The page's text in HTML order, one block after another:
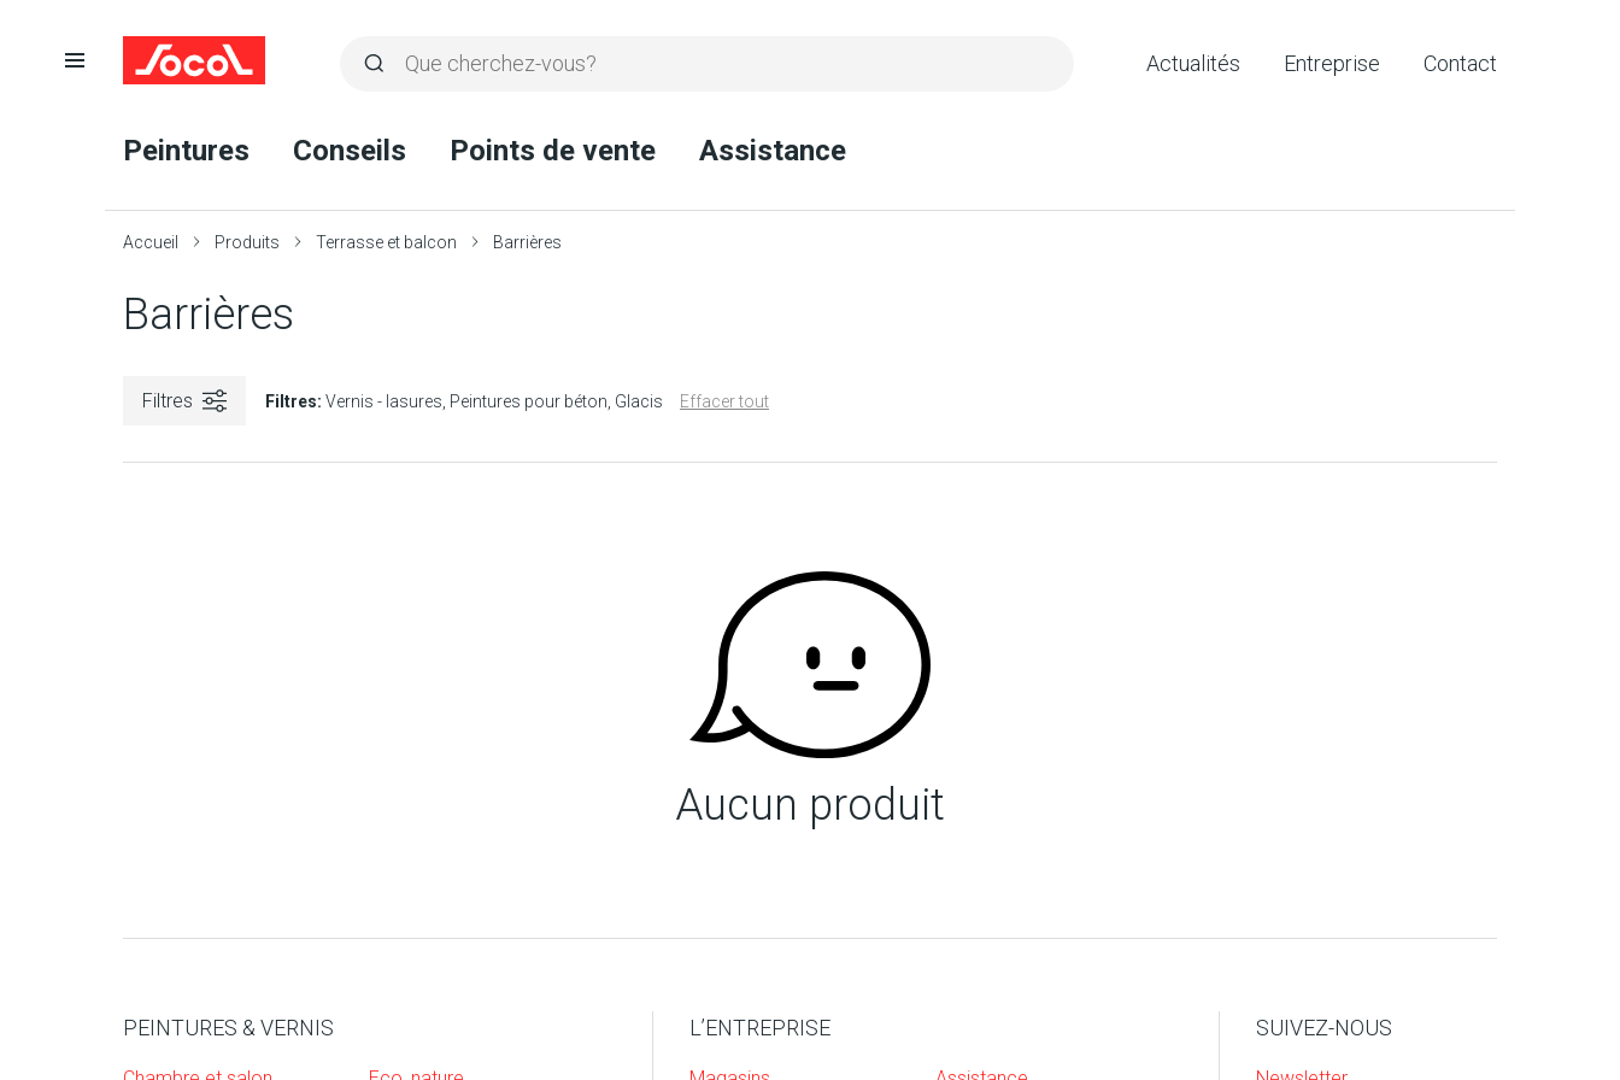
Rechercher
recherche
Ouvrir
Peintures Conseils Points de vente Assistance
Actualités Entreprise Contact
Accueil Produits Terrasse et balcon Barrières
Barrières
Filtres Filtres: Vernis - lasures Peintures pour béton Glacis Effacer tout
Aucun produit
PEINTURES & VERNIS L’ENTREPRISE SUIVEZ-NOUS